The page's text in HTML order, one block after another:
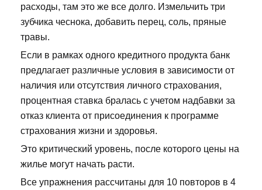
расходы, там это же все долго. Измельчить три
зубчика чеснока, добавить перец, соль, пряные
травы.
Если в рамках одного кредитного продукта банк
предлагает различные условия в зависимости от
наличия или отсутствия личного страхования,
процентная ставка бралась с учетом надбавки за
отказ клиента от присоединения к программе
страхования жизни и здоровья.
Это критический уровень, после которого цены на
жилье могут начать расти.
Все упражнения рассчитаны для 10 повторов в 4